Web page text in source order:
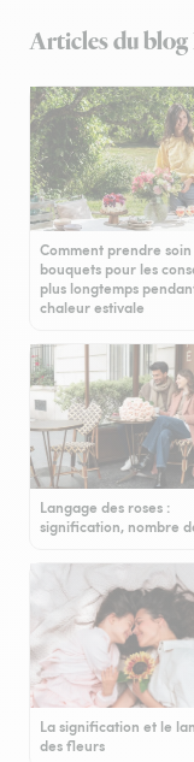
Articles du
Comment prendre soin
bouquets pour les
plus longtemps
chaleur estivale
Langage des roses :
signification, nombre
La signification et le
des fleurs